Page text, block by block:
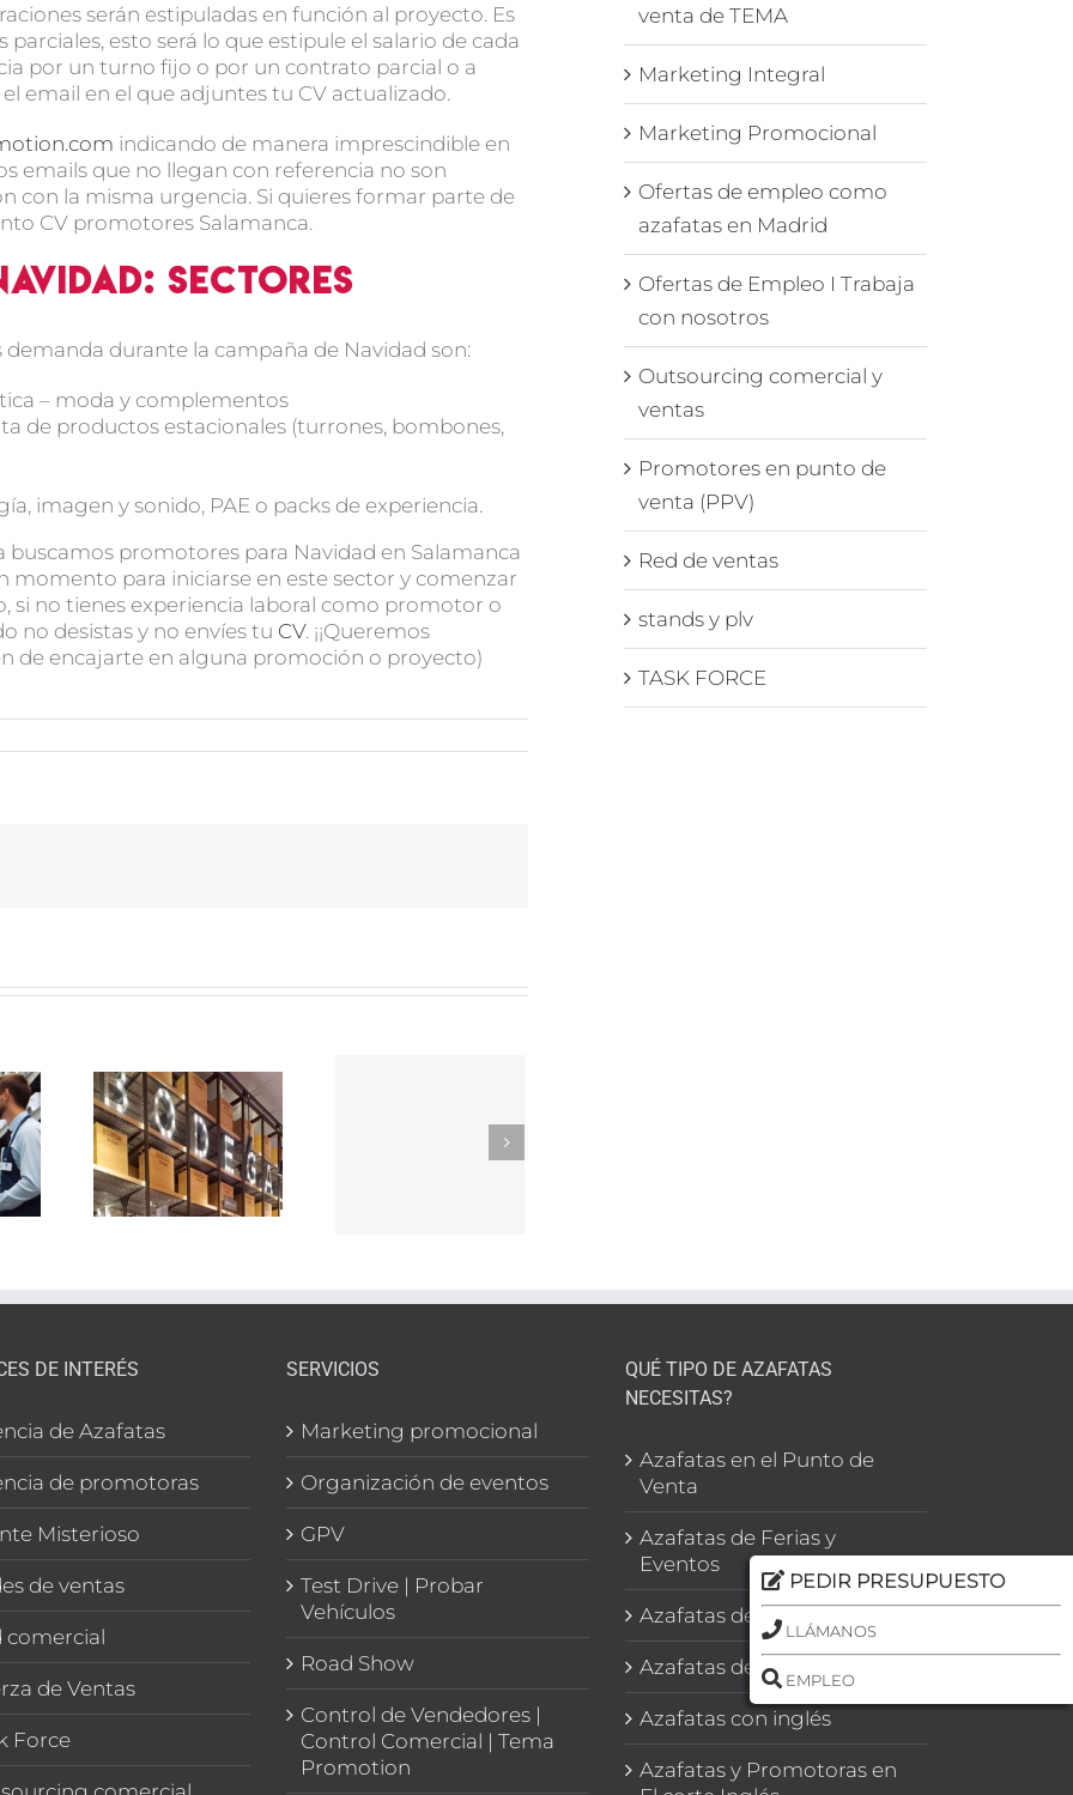
serán estipuladas en función al proyecto. Es
esto será lo que estipule el salario de cada
por un turno fijo o por un contrato parcial o a
email en el que adjuntes tu CV actualizado.
indicando de manera imprescindible en
emails que no llegan con referencia no son
con la misma urgencia. Si quieres formar parte de
CV promotores Salamanca.
sectores
durante la campaña de Navidad son:
– moda y complementos
de productos estacionales (turrones, bombones,
imagen y sonido, PAE o packs de experiencia.
promotores para Navidad en Salamanca
momento para iniciarse en este sector y comenzar
si no tienes experiencia laboral como promotor o
no desistas y no envíes tu CV. ¡¡Queremos
de encajarte en alguna promoción o proyecto)
Trabaja
con
nosotros
como
herramienta
venta de TEMA
Marketing Integral
Marketing Promocional
Ofertas de empleo como
azafatas en Madrid
Ofertas de Empleo I Trabaja
con nosotros
Outsourcing comercial y
ventas
Promotores en punto de
venta (PPV)
Red de ventas
stands y plv
TASK FORCE
DE INTERÉS
de Azafatas
de promotoras
Misterioso
de ventas
comercial
de Ventas
Force
SERVICIOS
Marketing promocional
Organización de eventos
GPV
Test Drive | Probar
Vehículos
Road Show
Control de Vendedores |
Control Comercial | Tema
Promotion
QUÉ TIPO DE AZAFATAS
NECESITAS?
Azafatas en el Punto de
Venta
Azafatas de Ferias y
Eventos
Azafatas de Congresos
Azafatas de Imagen
Azafatas con inglés
Azafatas y Promotoras en
PEDIR PRESUPUESTO
LLÁMANOS
EMPLEO